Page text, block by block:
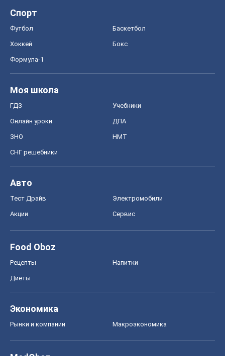
Спорт
Футбол Баскетбол
Хоккей Бокс
Формула-1
Моя школа
ГДЗ Учебники
Онлайн уроки ДПА
ЗНО НМТ
СНГ решебники
Авто
Тест Драйв Электромобили
Акции Сервис
Food Oboz
Рецепты Напитки
Диеты
Экономика
Рынки и компании Mакроэкономика